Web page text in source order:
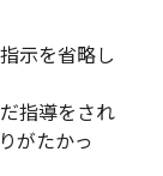
示を省略し
指導をされ
がたかっ